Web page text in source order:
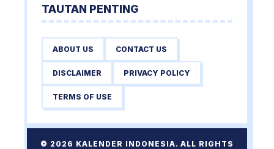
TAUTAN PENTING
ABOUT US CONTACT US
DISCLAIMER PRIVACY POLICY
TERMS OF USE
© 2026 KALENDER INDONESIA. ALL RIGHTS